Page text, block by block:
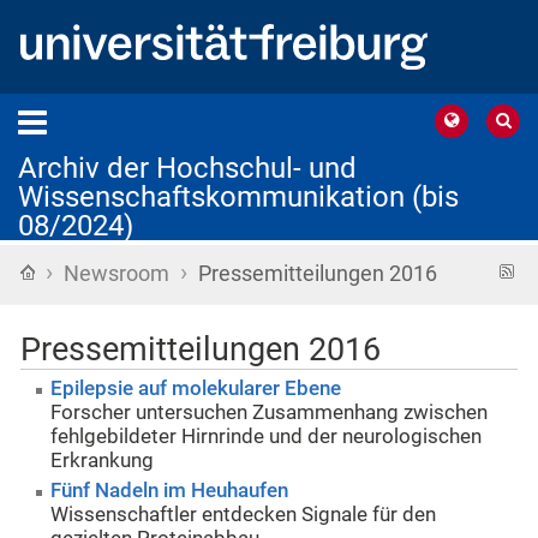
Archiv der Hochschul- und
Wissenschaftskommunikation (bis
08/2024)
Startseite
› Newsroom › Pressemitteilungen 2016
Pressemitteilungen 2016
Epilepsie auf molekularer Ebene
Forscher untersuchen Zusammenhang zwischen
fehlgebildeter Hirnrinde und der neurologischen
Erkrankung
Fünf Nadeln im Heuhaufen
Wissenschaftler entdecken Signale für den